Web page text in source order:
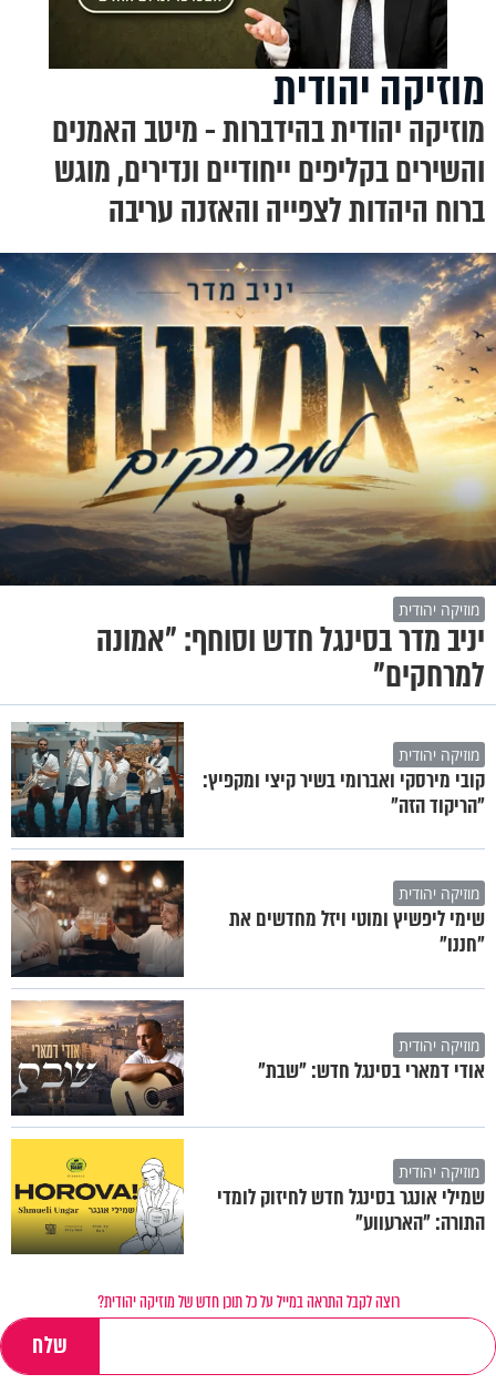
מוזיקה יהודית
מוזיקה יהודית בהידברות - מיטב האמנים
והשירים בקליפים ייחודיים ונדירים, מוגש
ברוח היהדות לצפייה והאזנה עריבה
מוזיקה יהודית
יניב מדר בסינגל חדש וסוחף: "אמונה
למרחקים"
מוזיקה יהודית
קובי מירסקי ואברומי בשיר קיצי ומקפיץ:
"הריקוד הזה"
מוזיקה יהודית
שימי ליפשיץ ומוטי ויזל מחדשים את
"חננו"
מוזיקה יהודית
אודי דמארי בסינגל חדש: "שבת"
מוזיקה יהודית
שמילי אונגר בסינגל חדש לחיזוק לומדי
התורה: "הארעווע"
רוצה לקבל התראה במייל על כל תוכן חדש של מוזיקה יהודית?